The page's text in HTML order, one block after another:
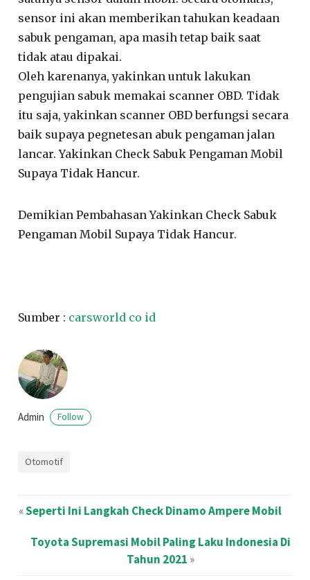
sensor ini akan memberikan tahukan keadaan
sabuk pengaman, apa masih tetap baik saat
tidak atau dipakai.
Oleh karenanya, yakinkan untuk lakukan
pengujian sabuk memakai scanner OBD. Tidak
itu saja, yakinkan scanner OBD berfungsi secara
baik supaya pegnetesan abuk pengaman jalan
lancar. Yakinkan Check Sabuk Pengaman Mobil
Supaya Tidak Hancur.
Demikian Pembahasan Yakinkan Check Sabuk
Pengaman Mobil Supaya Tidak Hancur.
Sumber : carsworld co id
Admin Follow
Otomotif
«Seperti Ini Langkah Check Dinamo Ampere Mobil
Toyota Supremasi Mobil Paling Laku Indonesia Di
Tahun 2021 »